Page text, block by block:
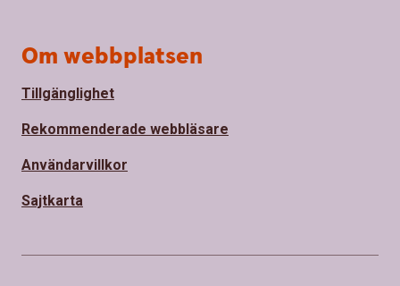
Om webbplatsen
Tillgänglighet
Rekommenderade webbläsare
Användarvillkor
Sajtkarta